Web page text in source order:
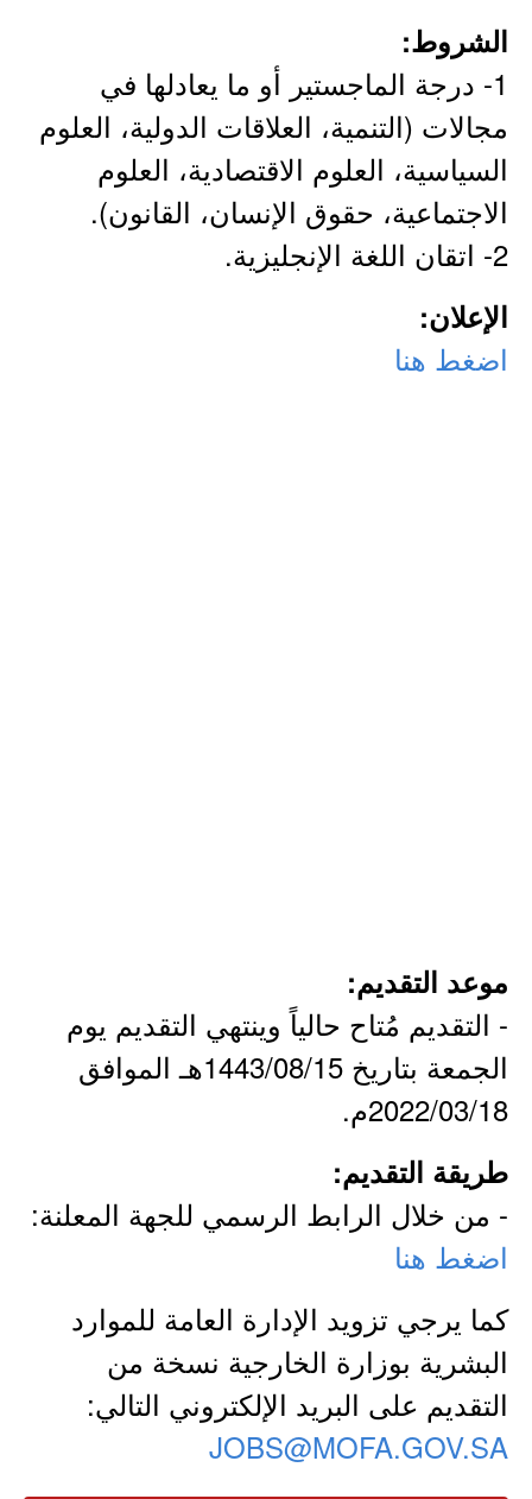
الشروط:
1- درجة الماجستير أو ما يعادلها في
مجالات (التنمية، العلاقات الدولية، العلوم
السياسية، العلوم الاقتصادية، العلوم
الاجتماعية، حقوق الإنسان، القانون).
2- اتقان اللغة الإنجليزية.
الإعلان:
اضغط هنا
موعد التقديم:
- التقديم مُتاح حالياً وينتهي التقديم يوم
الجمعة بتاريخ 1443/08/15هـ الموافق
2022/03/18م.
طريقة التقديم:
- من خلال الرابط الرسمي للجهة المعلنة:
اضغط هنا
كما يرجي تزويد الإدارة العامة للموارد
البشرية بوزارة الخارجية نسخة من
التقديم على البريد الإلكتروني التالي:
JOBS@MOFA.GOV.SA